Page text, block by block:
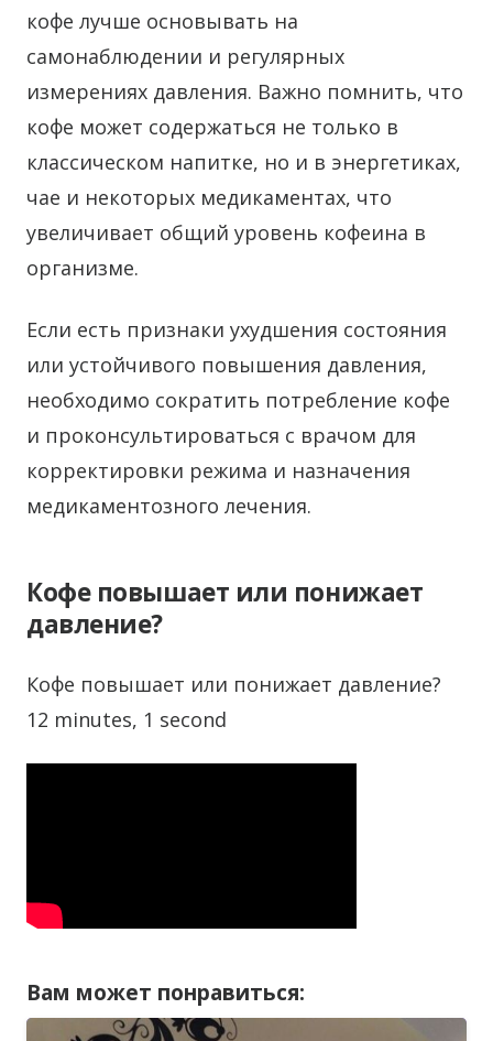
кофе лучше основывать на
самонаблюдении и регулярных
измерениях давления. Важно помнить, что
кофе может содержаться не только в
классическом напитке, но и в энергетиках,
чае и некоторых медикаментах, что
увеличивает общий уровень кофеина в
организме.
Если есть признаки ухудшения состояния
или устойчивого повышения давления,
необходимо сократить потребление кофе
и проконсультироваться с врачом для
корректировки режима и назначения
медикаментозного лечения.
Кофе повышает или понижает
давление?
Кофе повышает или понижает давление?
12 minutes, 1 second
Вам может понравиться: